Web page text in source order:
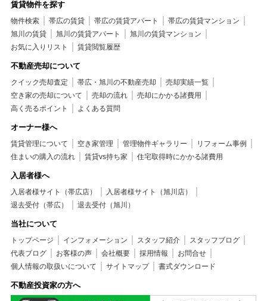
賃貸物件を探す
物件検索 帯広の賃貸 帯広の賃貸アパート
帯広の賃貸マンション
旭川の賃貸
旭川の賃貸アパート
旭川の賃貸マンション
お気に入りリスト
賃貸閲覧履歴
不動産売却について
クイック売却査定 帯広・旭川の不動産売却
売却実績一覧
空き家の売却について
売却の流れ
売却にかかる諸費用
高く売るポイント
よくある質問
オーナー様へ
賃貸管理について 空き家管理 管理物件ギャラリー
リフォーム事例
住まいの購入の流れ
賃貸vs持ち家 住宅取得時にかかる諸費用
入居者様へ
入居者様サイト（帯広店）
入居者様サイト（旭川店）
退去受付（帯広）
退去受付（旭川）
当社について
トップページ インフォメーション スタッフ紹介
スタッフブログ
代表ブログ
お客様の声 会社概要 採用情報
お問合せ
個人情報の取扱いについて
サイトマップ 書式ダウンロード
不動産投資家の方へ